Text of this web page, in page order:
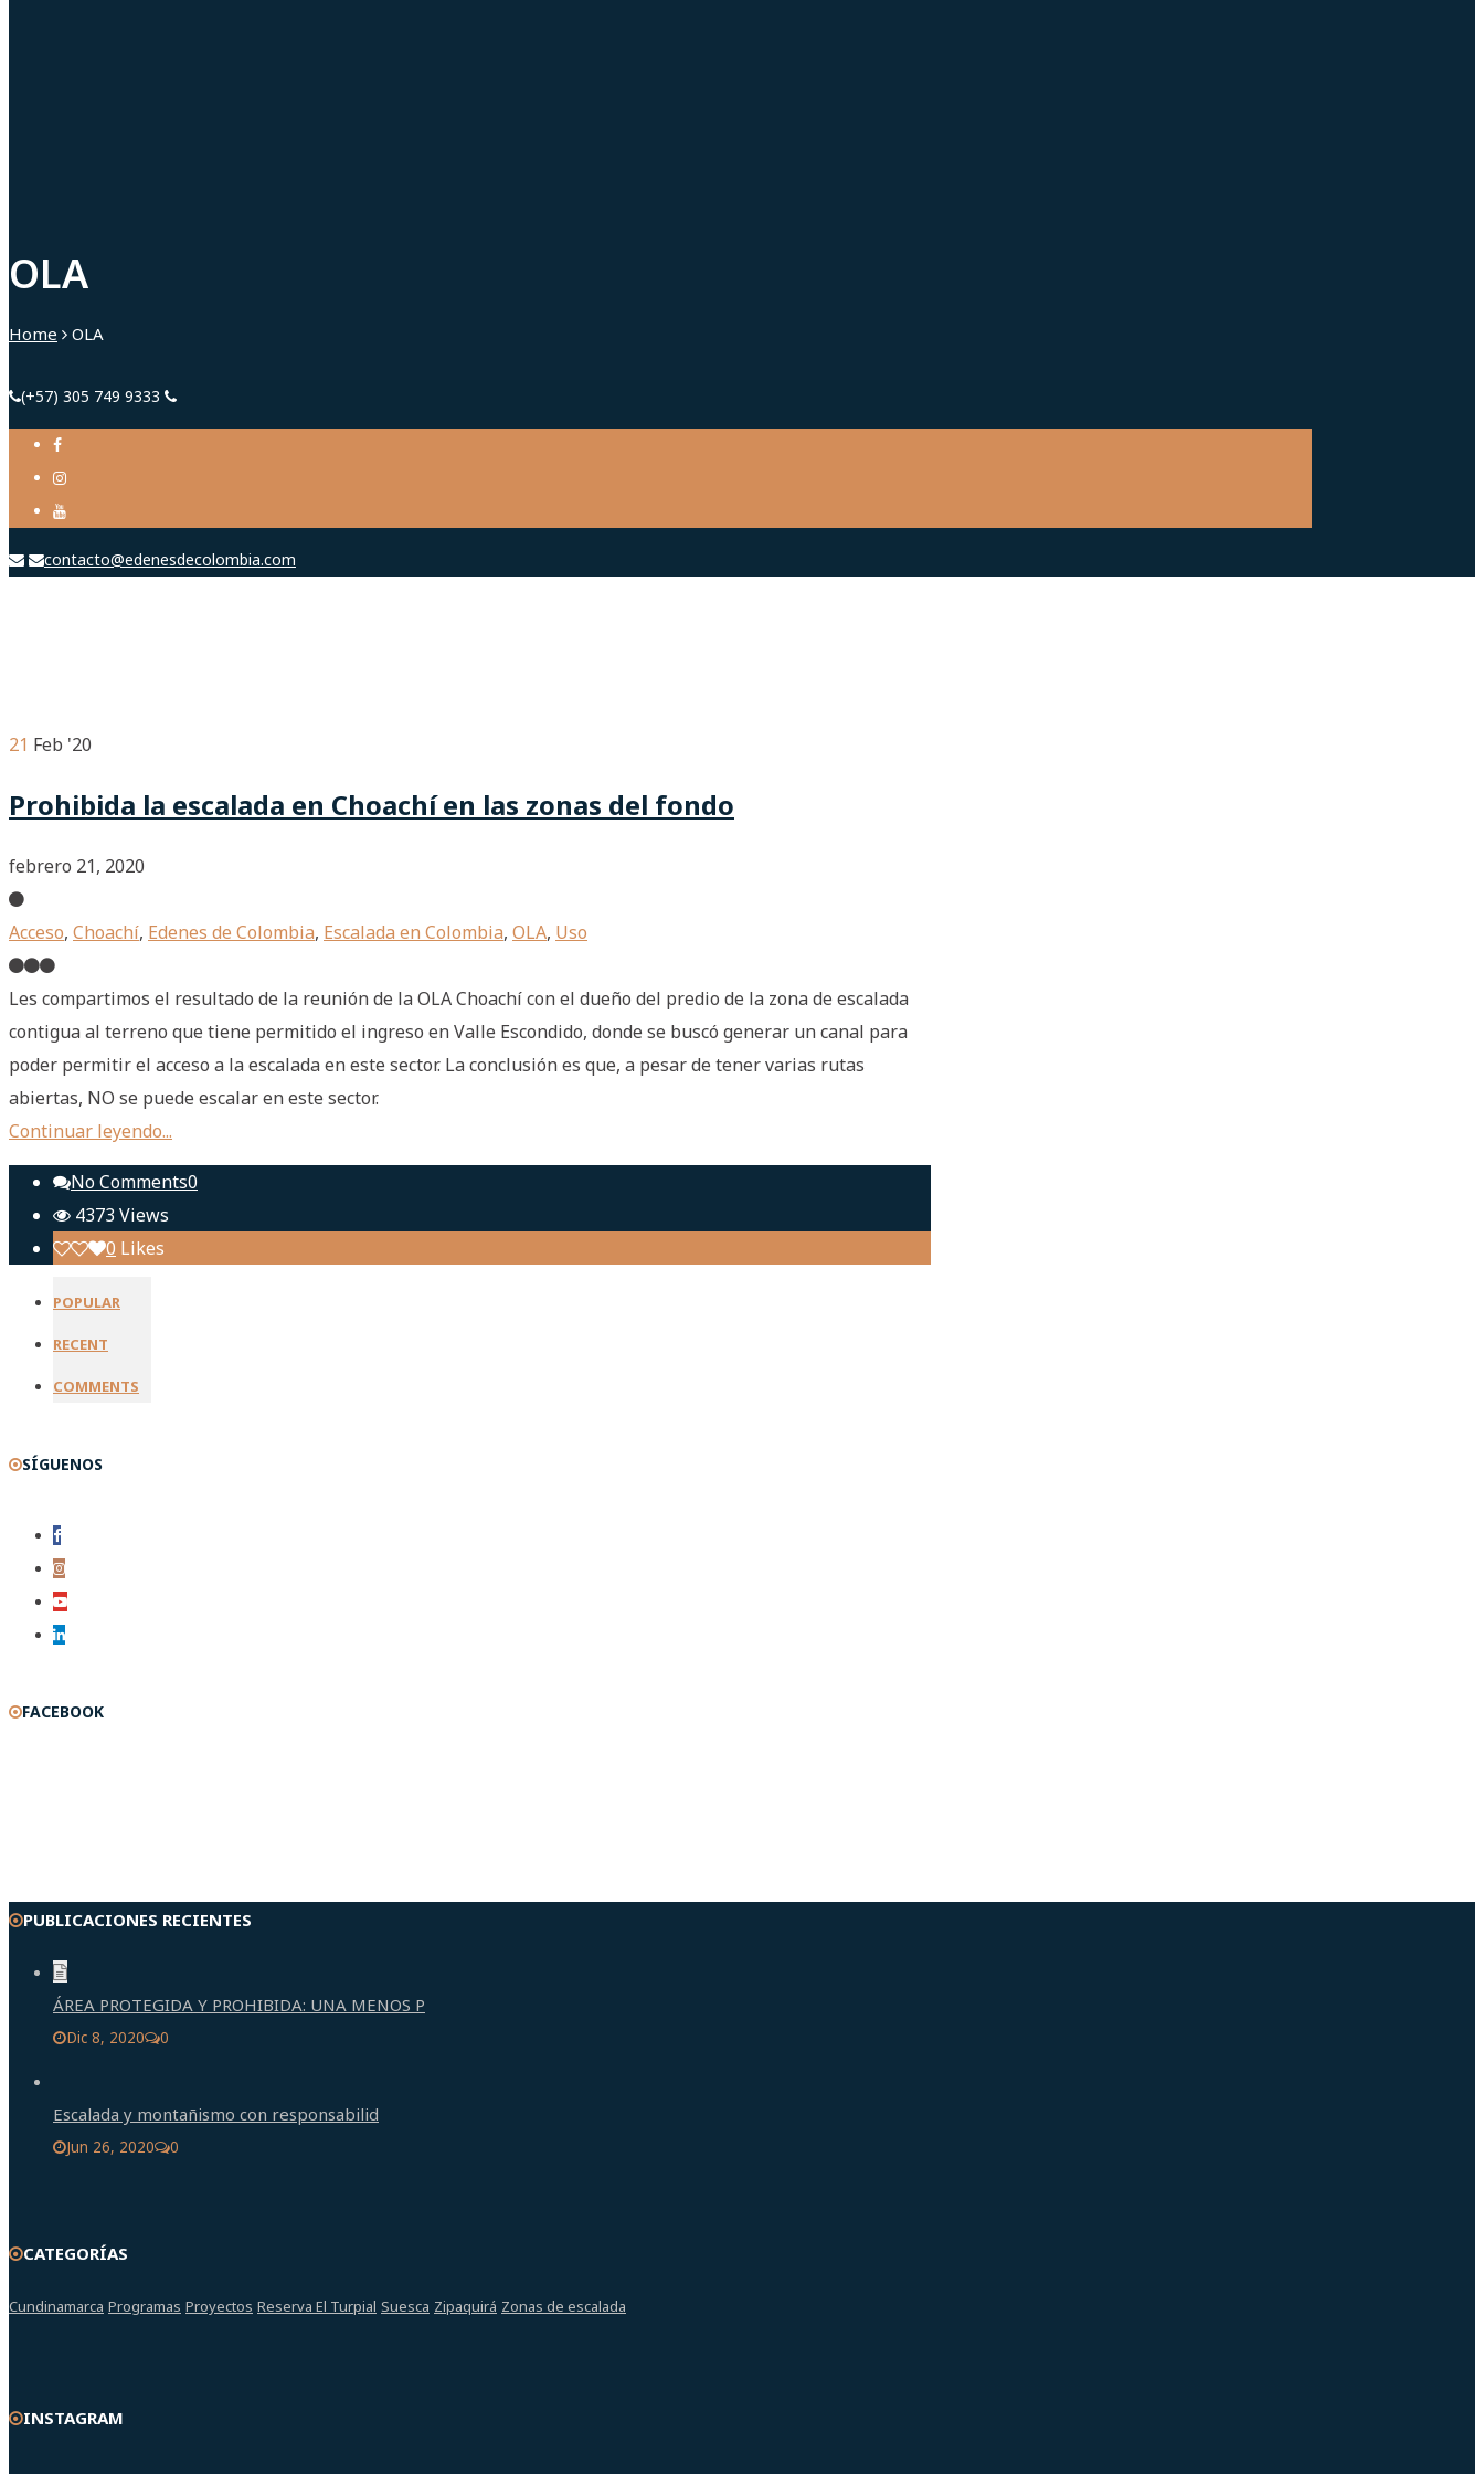
OLA
Home OLA
(+57) 305 749 9333
contacto@edenesdecolombia.com
21 Feb '20
Prohibida la escalada en Choachí en las zonas del fondo
febrero 21, 2020
Acceso, Choachí, Edenes de Colombia, Escalada en Colombia, OLA, Uso
Les compartimos el resultado de la reunión de la OLA Choachí con el dueño del predio de la zona de escalada
contigua al terreno que tiene permitido el ingreso en Valle Escondido, donde se buscó generar un canal para
poder permitir el acceso a la escalada en este sector. La conclusión es que, a pesar de tener varias rutas
abiertas, NO se puede escalar en este sector.
Continuar leyendo...
No Comments0
4373 Views
0 Likes
POPULAR
RECENT
COMMENTS
SÍGUENOS
FACEBOOK
PUBLICACIONES RECIENTES
ÁREA PROTEGIDA Y PROHIBIDA: UNA MENOS P
Dic 8, 2020 0
Escalada y montañismo con responsabilid
Jun 26, 2020 0
CATEGORÍAS
Cundinamarca Programas Proyectos Reserva El Turpial Suesca Zipaquirá Zonas de escalada
INSTAGRAM